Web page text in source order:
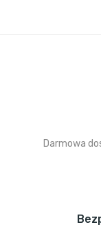
Darmowa